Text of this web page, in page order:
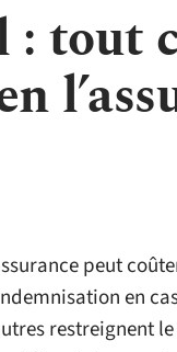
: tout
peut
en
restreignent le